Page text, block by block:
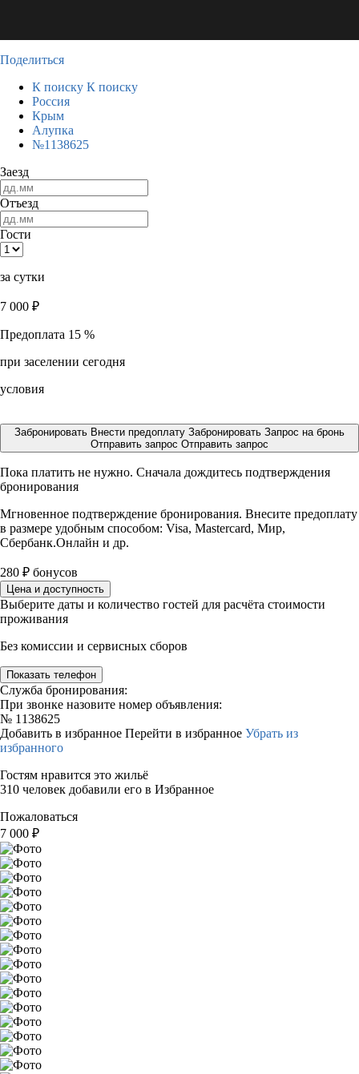
Поделиться
К поиску К поиску
Россия
Крым
Алупка
№1138625
Заезд
Отъезд
Гости
за сутки
7 000 ₽
Предоплата 15 %
при заселении сегодня
условия
Забронировать Внести предоплату Забронировать Запрос на бронь
Отправить запрос Отправить запрос
Пока платить не нужно. Сначала дождитесь подтверждения
бронирования
Мгновенное подтверждение бронирования. Внесите предоплату
в размере удобным способом: Visa, Mastercard, Мир,
Сбербанк.Онлайн и др.
280 ₽ бонусов
Цена и доступность
Выберите даты и количество гостей для расчёта стоимости
проживания
Без комиссии и сервисных сборов
Показать телефон
Служба бронирования:
При звонке назовите номер объявления:
№ 1138625
Добавить в избранное Перейти в избранное Убрать из
избранного
Гостям нравится это жильё
310 человек добавили его в Избранное
Пожаловаться
7 000 ₽